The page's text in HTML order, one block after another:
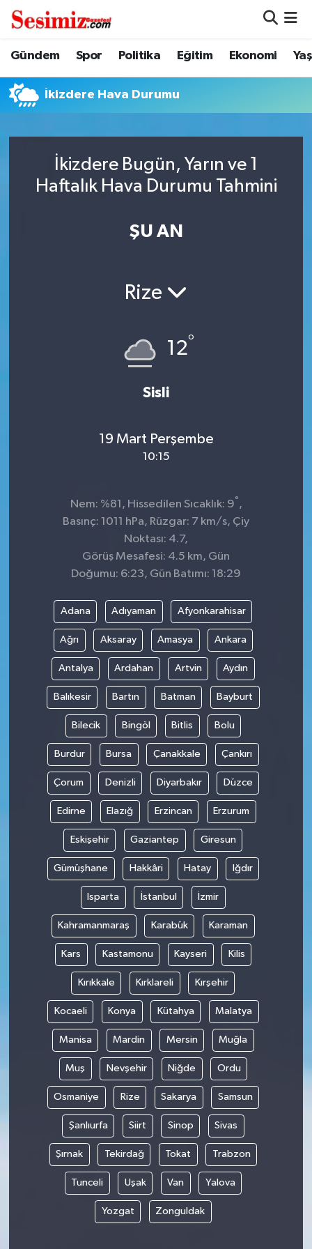
Gündem Spor Politika Eğitim Ekonomi
İkizdere Hava Durumu
İkizdere Bugün, Yarın ve 1
Haftalık Hava Durumu Tahmini
ŞU AN
Rize
12°
Sisli
19 Mart Perşembe
10:15
Nem: %81, Hissedilen Sıcaklık: 9° ,
Basınç: 1011 hPa, Rüzgar: 7 km/s, Çiy
Noktası: 4.7,
Görüş Mesafesi: 4.5 km, Gün
Doğumu: 6:23, Gün Batımı: 18:29
Adana Adıyaman Afyonkarahisar
Ağrı Aksaray Amasya Ankara
Antalya Ardahan Artvin Aydın
Balıkesir Bartın Batman Bayburt
Bilecik Bingöl Bitlis Bolu
Burdur Bursa Çanakkale Çankırı
Çorum Denizli Diyarbakır Düzce
Edirne Elazığ Erzincan Erzurum
Eskişehir Gaziantep Giresun
Gümüşhane Hakkâri Hatay Iğdır
Isparta İstanbul İzmir
Kahramanmaraş Karabük Karaman
Kars Kastamonu Kayseri Kilis
Kırıkkale Kırklareli Kırşehir
Kocaeli Konya Kütahya Malatya
Manisa Mardin Mersin Muğla
Muş Nevşehir Niğde Ordu
Osmaniye Rize Sakarya Samsun
Şanlıurfa Siirt Sinop Sivas
Şırnak Tekirdağ Tokat Trabzon
Tunceli Uşak Van Yalova
Yozgat Zonguldak
Dünya
Eğitim
Genel
Gündem
Nöbetçi Eczaneler
Hava Durumu
Trafik Durumu
Süper Lig Puan Durumu ve Fikstür